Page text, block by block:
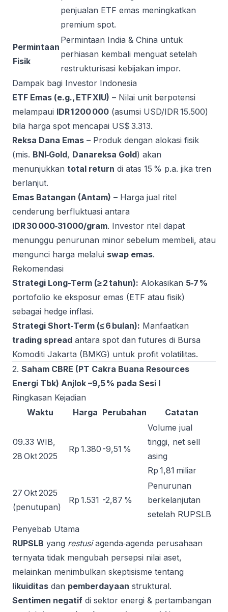
penjualan ETF emas meningkatkan
premium spot.
Permintaan
Fisik
Permintaan India & China untuk
perhiasan kembali menguat setelah
restrukturisasi kebijakan impor.
Dampak bagi Investor Indonesia
ETF Emas (e.g., ETF XIU) – Nilai unit berpotensi
melampaui IDR 1 200 000 (asumsi USD/IDR 15.500)
bila harga spot mencapai US$ 3.313.
Reksa Dana Emas – Produk dengan alokasi fisik
(mis. BNI‑Gold, Danareksa Gold) akan
menunjukkan total return di atas 15 % p.a. jika tren
berlanjut.
Emas Batangan (Antam) – Harga jual ritel
cenderung berfluktuasi antara
IDR 30 000‑31 000/gram. Investor ritel dapat
menunggu penurunan minor sebelum membeli, atau
mengunci harga melalui swap emas.
Rekomendasi
Strategi Long-Term (≥ 2 tahun): Alokasikan 5‑7 %
portofolio ke eksposur emas (ETF atau fisik)
sebagai hedge inflasi.
Strategi Short‑Term (≤ 6 bulan): Manfaatkan
trading spread antara spot dan futures di Bursa
Komoditi Jakarta (BMKG) untuk profit volatilitas.
2. Saham CBRE (PT Cakra Buana Resources
Energi Tbk) Anjlok –9,5 % pada Sesi I
Ringkasan Kejadian
Waktu
Harga Perubahan Catatan
09.33 WIB,
28 Okt 2025
Rp 1.380 -9,51 %
Volume jual
tinggi, net sell
asing
Rp 1,81 miliar
27 Okt 2025
(penutupan)
Rp 1.531 -2,87 %
Penurunan
berkelanjutan
setelah RUPSLB
Penyebab Utama
RUPSLB yang restusiagenda‑agenda perusahaan
ternyata tidak mengubah persepsi nilai aset,
melainkan menimbulkan skeptisisme tentang
likuiditas dan pemberdayaan struktural.
Sentimen negatif di sektor energi & pertambangan